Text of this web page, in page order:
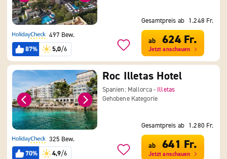
497 Bew.
87%
5,0/6
Gesamtpreis ab 1.248 Fr.
ab 624 Fr.
Jetzt anschauen
Roc Illetas Hotel
Spanien: Mallorca - Illetas
Gehobene Kategorie
325 Bew.
70%
4,9/6
Gesamtpreis ab 1.280 Fr.
ab 641 Fr.
Jetzt anschauen